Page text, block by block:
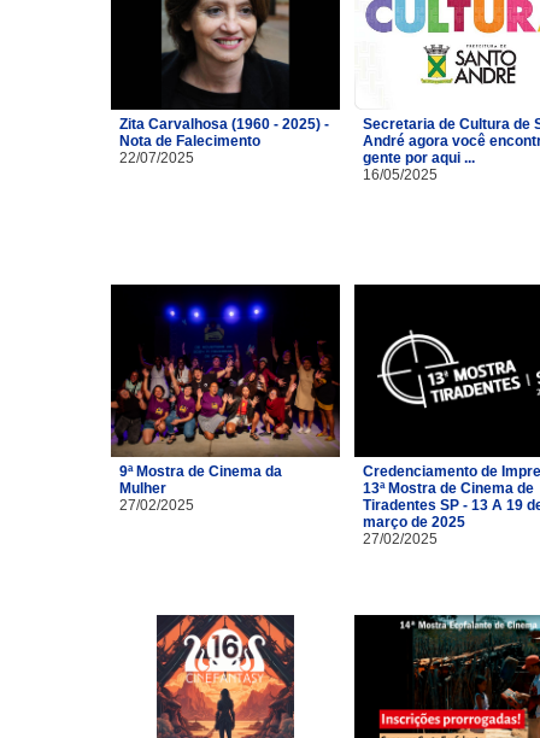
Zita Carvalhosa (1960 - 2025) -
Nota de Falecimento
22/07/2025
Secretaria de Cultura de
André agora você
gente por aqui ...
16/05/2025
9ª Mostra de Cinema da
Mulher
27/02/2025
Credenciamento de
13ª Mostra de Cinema de
Tiradentes SP - 13 A 19
março de 2025
27/02/2025